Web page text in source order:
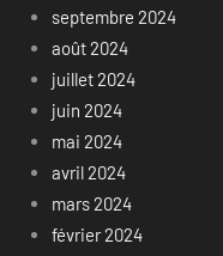
septembre 2024
août 2024
juillet 2024
juin 2024
mai 2024
avril 2024
mars 2024
février 2024